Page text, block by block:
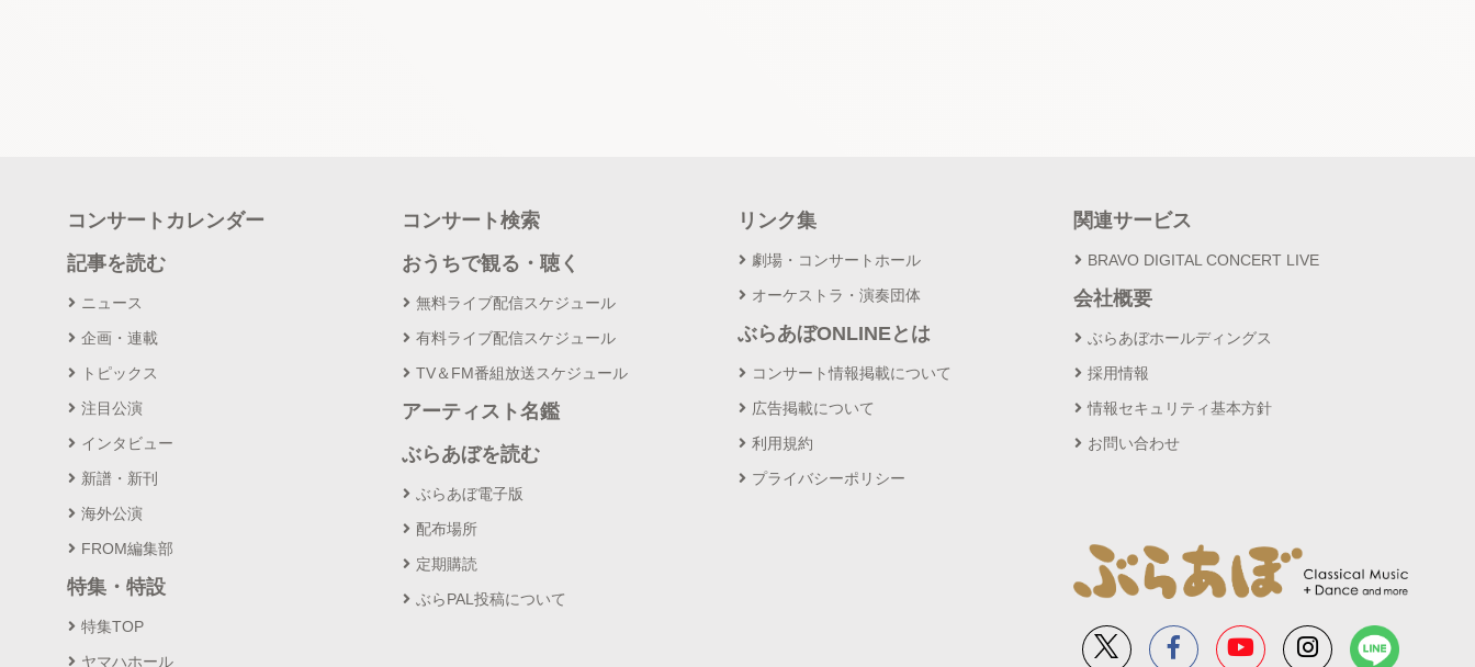
コンサートカレンダー
記事を読む
ニュース
企画・連載
トピックス
注目公演
インタビュー
新譜・新刊
海外公演
FROM編集部
特集・特設
特集TOP
ヤマハホール
コンサート検索
おうちで観る・聴く
無料ライブ配信スケジュール
有料ライブ配信スケジュール
TV＆FM番組放送スケジュール
アーティスト名鑑
ぶらあぼを読む
ぶらあぼ電子版
配布場所
定期購読
ぶらPAL投稿について
リンク集
劇場・コンサートホール
オーケストラ・演奏団体
ぶらあぼONLINEとは
コンサート情報掲載について
広告掲載について
利用規約
プライバシーポリシー
関連サービス
BRAVO DIGITAL CONCERT LIVE
会社概要
ぶらあぼホールディングス
採用情報
情報セキュリティ基本方針
お問い合わせ